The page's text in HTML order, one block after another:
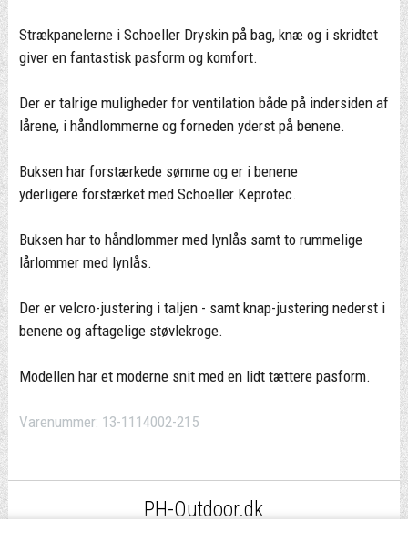
Strækpanelerne i Schoeller Dryskin på bag, knæ og i skridtet
giver en fantastisk pasform og komfort.
Der er talrige muligheder for ventilation både på indersiden af
lårene, i håndlommerne og forneden yderst på benene.
Buksen har forstærkede sømme og er i benene
yderligere forstærket med Schoeller Keprotec.
Buksen har to håndlommer med lynlås samt to rummelige
lårlommer med lynlås.
Der er velcro-justering i taljen - samt knap-justering nederst i
benene og aftagelige støvlekroge.
Modellen har et moderne snit med en lidt tættere pasform.
Varenummer: 13-1114002-215
PH-Outdoor.dk